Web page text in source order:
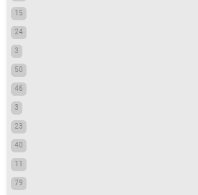
15
24
3
50
46
3
23
40
11
79